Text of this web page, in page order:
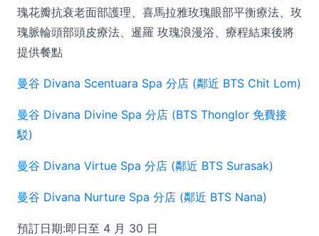
瑰花瓣抗衰老面部護理、喜馬拉雅玫瑰眼部平衡療法、玫
瑰脈輪頭部頭皮療法、暹羅 玫瑰浪漫浴、療程結束後將
提供餐點
曼谷 Divana Scentuara Spa 分店 (鄰近 BTS Chit Lom)
曼谷 Divana Divine Spa 分店 (BTS Thonglor 免費接
駁)
曼谷 Divana Virtue Spa 分店 (鄰近 BTS Surasak)
曼谷 Divana Nurture Spa 分店 (鄰近 BTS Nana)
預訂日期:即日至 4 月 30 日